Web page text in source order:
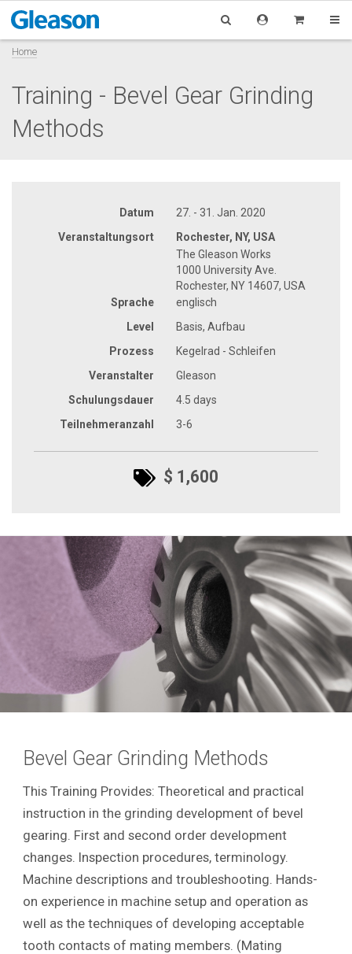
Home
Training - Bevel Gear Grinding
Methods
Datum
27. - 31. Jan. 2020
Veranstaltungsort
Rochester, NY, USA
The Gleason Works
1000 University Ave.
Rochester, NY 14607, USA
Sprache
englisch
Level
Basis, Aufbau
Prozess
Kegelrad - Schleifen
Veranstalter
Gleason
Schulungsdauer
4.5 days
Teilnehmeranzahl
3-6
$ 1,600
Bevel Gear Grinding Methods
This Training Provides: Theoretical and practical
instruction in the grinding development of bevel
gearing. First and second order development
changes. Inspection procedures, terminology.
Machine descriptions and troubleshooting. Hands-
on experience in machine setup and operation as
well as the techniques of developing acceptable
tooth contacts of mating members. (Mating